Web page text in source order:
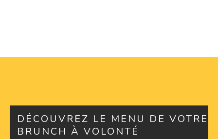
DÉCOUVREZ LE MENU DE VOTRE
BRUNCH À VOLONTÉ